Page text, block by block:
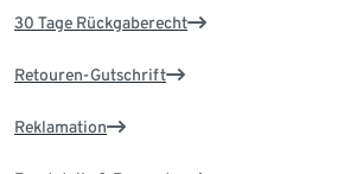
30 Tage Rückgaberecht
Retouren-Gutschrift
Reklamation